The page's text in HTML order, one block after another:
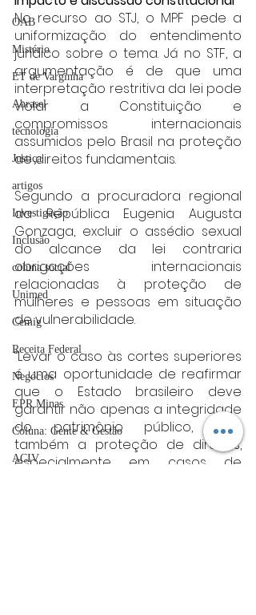
OAB
Mistério
ET de Varginha
Abrasel
tecnologia
Justiça
artigos
Investigação
Inclusão
coluna social
Unimed
Cemig
Receita Federal
Negócios
EPR Minas
Coluna: Gente & Gestão
ACIV
No recurso ao STJ, o MPF pede a
uniformização do entendimento
jurídico sobre o tema. Já no STF, a
argumentação é de que uma
interpretação restritiva da lei pode
violar a Constituição e
compromissos internacionais
assumidos pelo Brasil na proteção
de direitos fundamentais.
Segundo a procuradora regional
da República Eugenia Augusta
Gonzaga, excluir o assédio sexual
do alcance da lei contraria
obrigações internacionais
relacionadas à proteção de
mulheres e pessoas em situação
de vulnerabilidade.
“Levar o caso às cortes superiores
é uma oportunidade de reafirmar
que o Estado brasileiro deve
garantir não apenas a integridade
do patrimônio público, mas
também a proteção de direitos,
especialmente em casos de